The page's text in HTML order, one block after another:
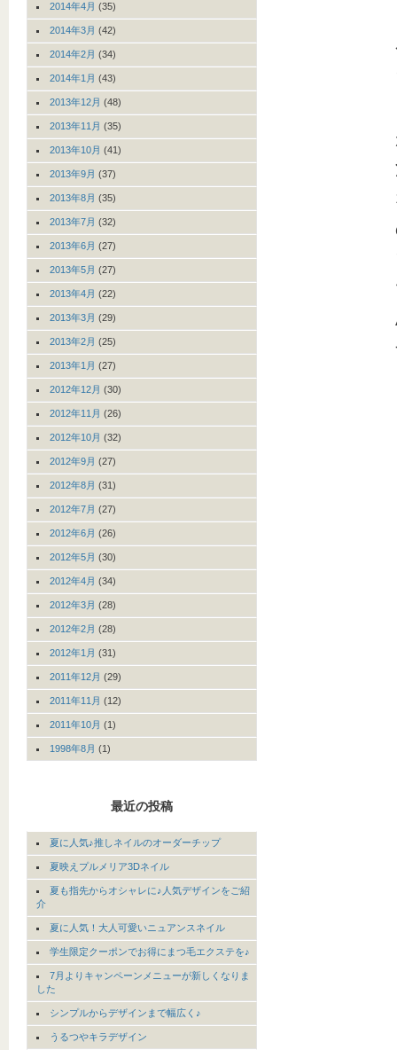
2014年4月 (35)
2014年3月 (42)
2014年2月 (34)
2014年1月 (43)
2013年12月 (48)
2013年11月 (35)
2013年10月 (41)
2013年9月 (37)
2013年8月 (35)
2013年7月 (32)
2013年6月 (27)
2013年5月 (27)
2013年4月 (22)
2013年3月 (29)
2013年2月 (25)
2013年1月 (27)
2012年12月 (30)
2012年11月 (26)
2012年10月 (32)
2012年9月 (27)
2012年8月 (31)
2012年7月 (27)
2012年6月 (26)
2012年5月 (30)
2012年4月 (34)
2012年3月 (28)
2012年2月 (28)
2012年1月 (31)
2011年12月 (29)
2011年11月 (12)
2011年10月 (1)
1998年8月 (1)
最近の投稿
夏に人気♪推しネイルのオーダーチップ
夏映えプルメリア3Dネイル
夏も指先からオシャレに♪人気デザインをご紹
介
夏に人気！大人可愛いニュアンスネイル
学生限定クーポンでお得にまつ毛エクステを♪
7月よりキャンペーンメニューが新しくなりま
した
シンプルからデザインまで幅広く♪
うるつやキラデザイン